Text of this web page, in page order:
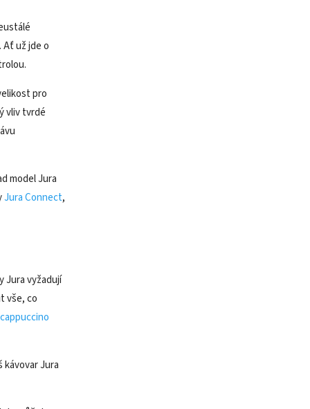
Ať už jde o
pro
vliv tvrdé
model Jura
Jura Connect,
Jura vyžadují
vše, co
Jura